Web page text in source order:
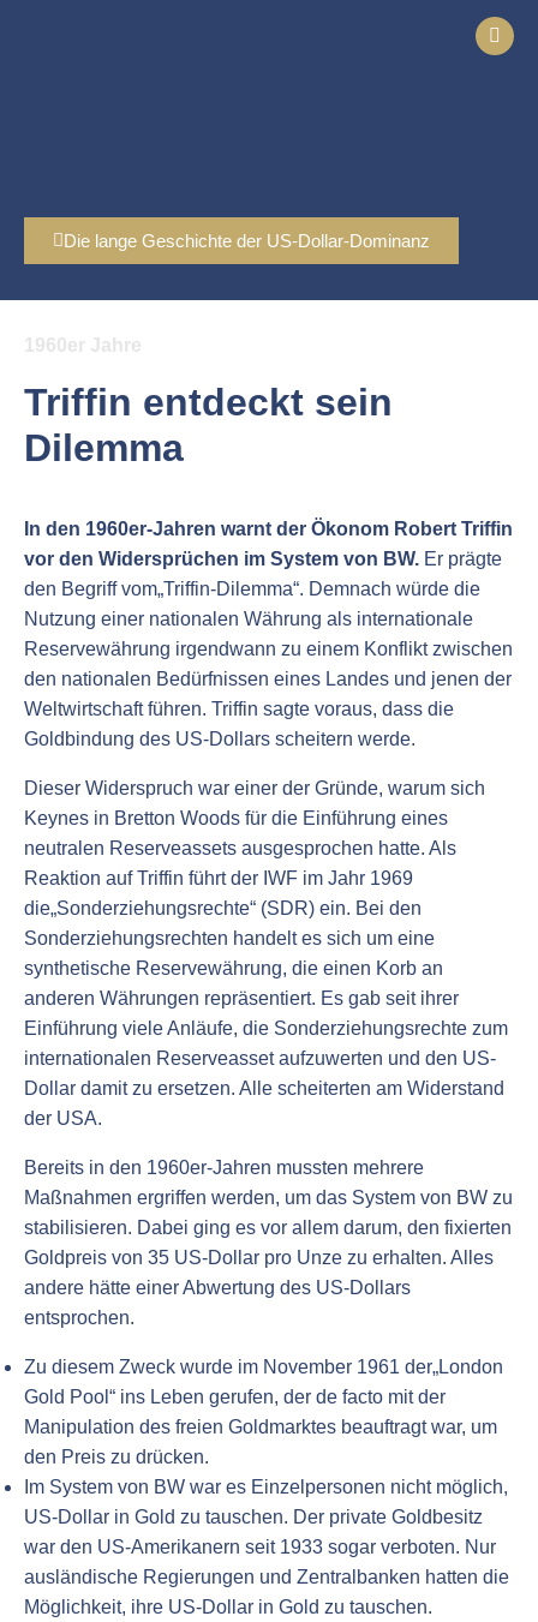
Die lange Geschichte der US-Dollar-Dominanz
1960er Jahre
Triffin entdeckt sein
Dilemma
In den 1960er-Jahren warnt der Ökonom Robert Triffin
vor den Widersprüchen im System von BW. Er prägte
den Begriff vom„Triffin-Dilemma“. Demnach würde die
Nutzung einer nationalen Währung als internationale
Reservewährung irgendwann zu einem Konflikt zwischen
den nationalen Bedürfnissen eines Landes und jenen der
Weltwirtschaft führen. Triffin sagte voraus, dass die
Goldbindung des US-Dollars scheitern werde.
Dieser Widerspruch war einer der Gründe, warum sich
Keynes in Bretton Woods für die Einführung eines
neutralen Reserveassets ausgesprochen hatte. Als
Reaktion auf Triffin führt der IWF im Jahr 1969
die„Sonderziehungsrechte“ (SDR) ein. Bei den
Sonderziehungsrechten handelt es sich um eine
synthetische Reservewährung, die einen Korb an
anderen Währungen repräsentiert. Es gab seit ihrer
Einführung viele Anläufe, die Sonderziehungsrechte zum
internationalen Reserveasset aufzuwerten und den US-
Dollar damit zu ersetzen. Alle scheiterten am Widerstand
der USA.
Bereits in den 1960er-Jahren mussten mehrere
Maßnahmen ergriffen werden, um das System von BW zu
stabilisieren. Dabei ging es vor allem darum, den fixierten
Goldpreis von 35 US-Dollar pro Unze zu erhalten. Alles
andere hätte einer Abwertung des US-Dollars
entsprochen.
Zu diesem Zweck wurde im November 1961 der„London
Gold Pool“ ins Leben gerufen, der de facto mit der
Manipulation des freien Goldmarktes beauftragt war, um
den Preis zu drücken.
Im System von BW war es Einzelpersonen nicht möglich,
US-Dollar in Gold zu tauschen. Der private Goldbesitz
war den US-Amerikanern seit 1933 sogar verboten. Nur
ausländische Regierungen und Zentralbanken hatten die
Möglichkeit, ihre US-Dollar in Gold zu tauschen.